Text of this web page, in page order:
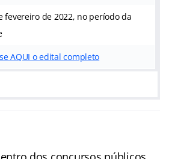
fevereiro de 2022, no período da
AQUI o edital completo